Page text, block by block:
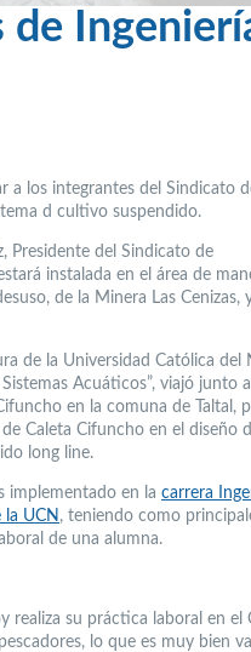
de
a los integrantes del Sindicato
d cultivo suspendido.
Presidente del Sindicato de
instalada en el área de
de la Minera Las Cenizas,
de la Universidad Católica del
Acuáticos”, viajó junto
en la comuna de Taltal,
Caleta Cifuncho en el diseño
long line.
implementado en la carrera
la UCN , teniendo como
de una alumna.
realiza su práctica laboral en el
lo que es muy bien